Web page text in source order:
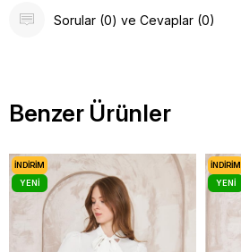
Sorular (0) ve Cevaplar (0)
Benzer Ürünler
İNDIRIM
YENI
İNDIRIM
YENI